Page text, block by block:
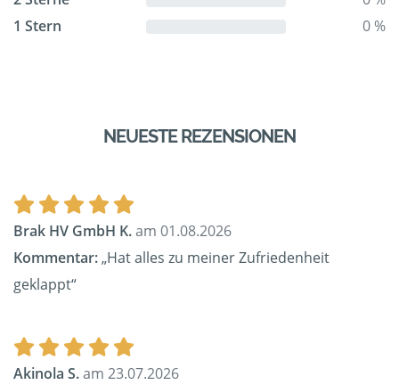
1 Stern
0 %
NEUESTE REZENSIONEN
Brak HV GmbH K.am 01.08.2026
Kommentar:„Hat alles zu meiner Zufriedenheit
geklappt“
Akinola S.am 23.07.2026